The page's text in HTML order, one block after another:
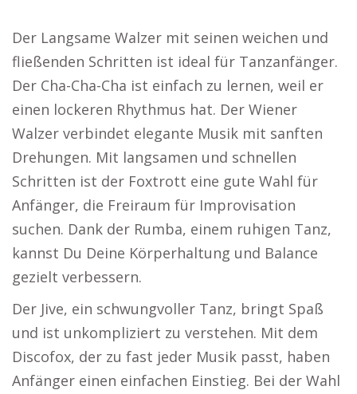
Der Langsame Walzer mit seinen weichen und
fließenden Schritten ist ideal für Tanzanfänger.
Der Cha-Cha-Cha ist einfach zu lernen, weil er
einen lockeren Rhythmus hat. Der Wiener
Walzer verbindet elegante Musik mit sanften
Drehungen. Mit langsamen und schnellen
Schritten ist der Foxtrott eine gute Wahl für
Anfänger, die Freiraum für Improvisation
suchen. Dank der Rumba, einem ruhigen Tanz,
kannst Du Deine Körperhaltung und Balance
gezielt verbessern.
Der Jive, ein schwungvoller Tanz, bringt Spaß
und ist unkompliziert zu verstehen. Mit dem
Discofox, der zu fast jeder Musik passt, haben
Anfänger einen einfachen Einstieg. Bei der Wahl